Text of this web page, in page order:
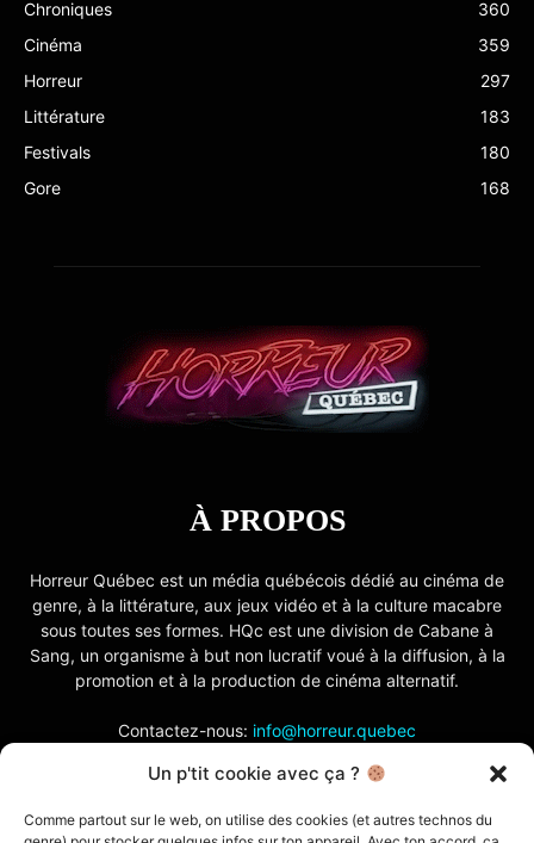
Un p'tit cookie avec ça ?
Comme partout sur le web, on utilise des cookies (et autres technos du
Chroniques
360
Cinéma
359
Horreur
297
Littérature
183
Festivals
180
Gore
168
À PROPOS
Horreur Québec est un média québécois dédié au cinéma de
genre, à la littérature, aux jeux vidéo et à la culture macabre
sous toutes ses formes. HQc est une division de Cabane à
Sang, un organisme à but non lucratif voué à la diffusion, à la
promotion et à la production de cinéma alternatif.
Contactez-nous: info@horreur.quebec
SUIVEZ NOUS